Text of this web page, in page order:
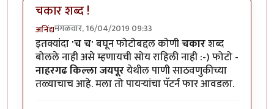
चकार शब्द !
अनिंद्यमंगळवार, 16/04/2019 09:33
इतक्यांदा'च च'बघून फोटोबद्दल कोणीचकारशब्द
बोलले नाही असे म्हणायची सोय राहिली नाही :-) फोटो -
नाहरगढ किल्ला जयपूरयेथील पाणी साठवणुकीच्या
तळ्याचाच आहे. मला तो पायऱ्यांचा पॅटर्न फार आवडला.